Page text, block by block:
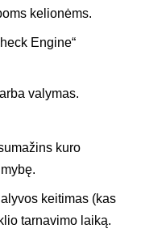
kelionėms.
Engine“
valymas.
kuro
keitimas (kas
tarnavimo laiką.